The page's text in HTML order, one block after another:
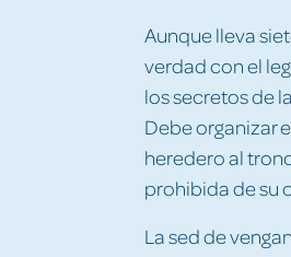
Aunque lleva
verdad con el
los secretos de
Debe organizar
heredero al
prohibida de su
La sed de